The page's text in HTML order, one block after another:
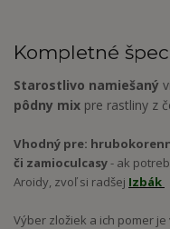
Kompletné
Starostlivo namiešaný
pôdny mix pre rastliny z
Vhodný pre:
či zamioculcasy- ak
Aroidy, zvoľ si radšej Izbák
Výber zložiek a ich pomer